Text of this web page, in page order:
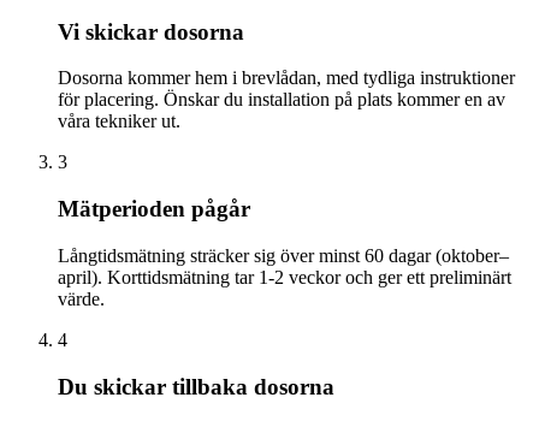
Vi skickar dosorna
Dosorna kommer hem i brevlådan, med tydliga instruktioner
för placering. Önskar du installation på plats kommer en av
våra tekniker ut.
3
Mätperioden pågår
Långtidsmätning sträcker sig över minst 60 dagar (oktober–
april). Korttidsmätning tar 1-2 veckor och ger ett preliminärt
värde.
4
Du skickar tillbaka dosorna